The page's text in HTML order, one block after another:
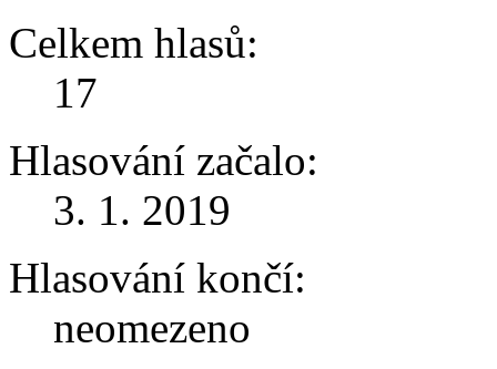
Celkem hlasů:
17
Hlasování začalo:
3. 1. 2019
Hlasování končí:
neomezeno